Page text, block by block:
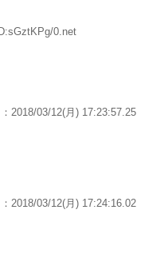
0.net
：2018/03/12(月) 17:23:57.25
：2018/03/12(月) 17:24:16.02